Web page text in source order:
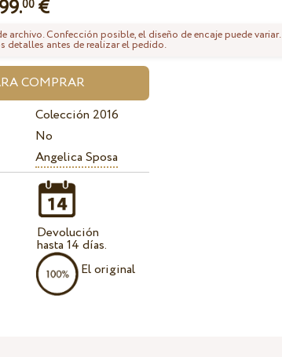
00 €
archivo. Confección posible, el diseño de encaje puede variar.
detalles antes de realizar el pedido.
Colección 2016
No
Angelica Sposa
Devolución
hasta 14 días.
El original